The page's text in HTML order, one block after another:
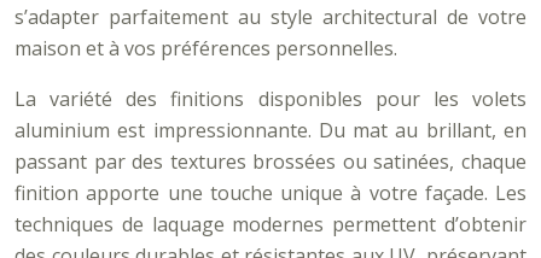
s’adapter parfaitement au style architectural de votre
maison et à vos préférences personnelles.
La variété des finitions disponibles pour les volets
aluminium est impressionnante. Du mat au brillant, en
passant par des textures brossées ou satinées, chaque
finition apporte une touche unique à votre façade. Les
techniques de laquage modernes permettent d’obtenir